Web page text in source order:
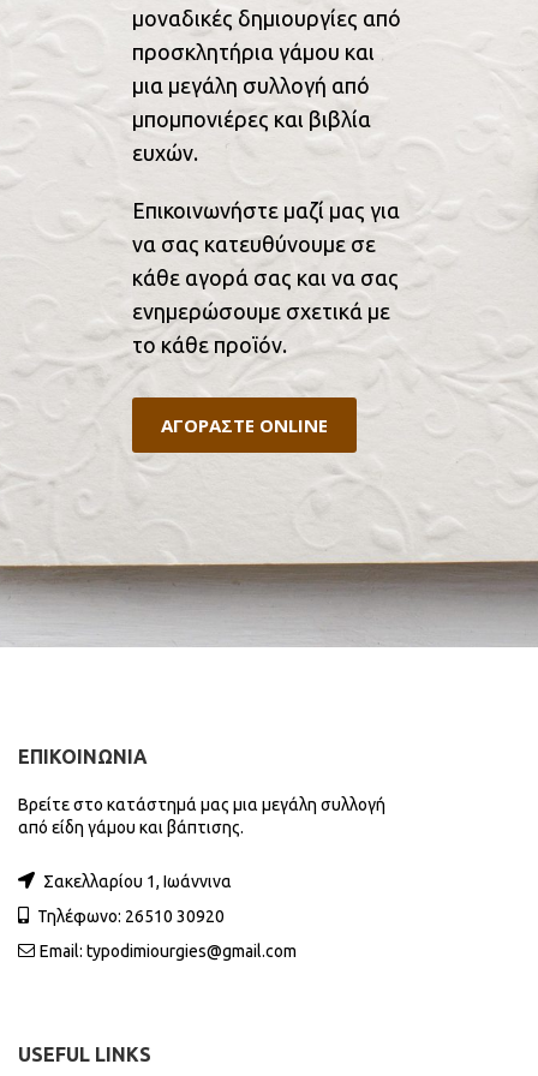
μοναδικές δημιουργίες από
προσκλητήρια γάμου και
μια μεγάλη συλλογή από
μπομπονιέρες και βιβλία
ευχών.
Επικοινωνήστε μαζί μας για
να σας κατευθύνουμε σε
κάθε αγορά σας και να σας
ενημερώσουμε σχετικά με
το κάθε προϊόν.
ΑΓΟΡΑΣΤΕ ONLINE
ΕΠΙΚΟΙΝΩΝΙΑ
Βρείτε στο κατάστημά μας μια μεγάλη συλλογή
από είδη γάμου και βάπτισης.
Σακελλαρίου 1, Ιωάννινα
Τηλέφωνο: 26510 30920
Email: typodimiourgies@gmail.com
USEFUL LINKS